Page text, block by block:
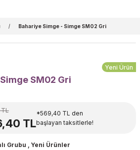
Bahariye Simge - Simge SM02 Gri
Yeni Ürün
SM02 Gri
TL
TL
*569,40 TL den
başlayan taksitlerle!
Grubu , Yeni Ürünler